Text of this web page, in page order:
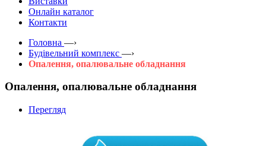
Онлайн каталог
Контакти
Головна —›
Будівельний комплекс —›
Опалення, опалювальне обладнання
Опалення, опалювальне обладнання
Перегляд